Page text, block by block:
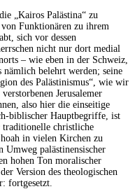
„Kairos Palästina“ zu
Funktionären zu ihrem
sich vor dessen
nicht nur dort medial
– wie eben in der Schweiz,
belehrt werden; seine
des Palästinismus“, wie wir
Jerusalemer
also hier die einseitige
biblischer Hauptbegriffe, ist
christliche
in vielen Kirchen zu
Umweg palästinensischer
hohen Ton moralischer
Version des theologischen
fortgesetzt.